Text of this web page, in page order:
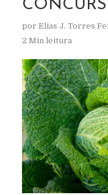
por Elias J. Torres
2 Min leitura